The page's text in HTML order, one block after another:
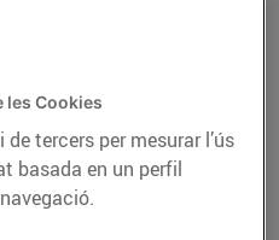
es
més
celiaquia a
les Cookies
tercers per mesurar l’ús
basada en un perfil